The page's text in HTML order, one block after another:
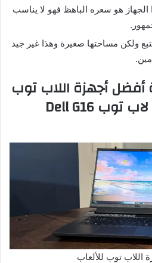
الجهاز هو سعره الباهظ فهو لا يناسب
ولكن مساحتها صغيرة وهذا غير جيد
أفضل أجهزة اللاب توب
للألعاب لعام 2025 لاب توب Dell G16
اللاب توب للألعاب